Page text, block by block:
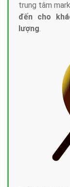
trung tâm
đến cho
lượng.